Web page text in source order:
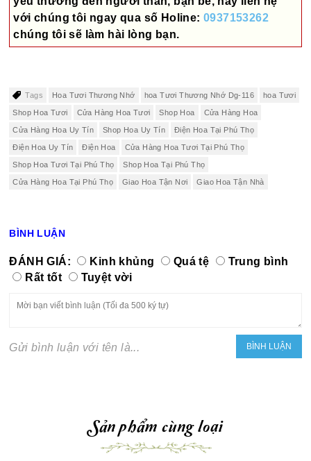
với chúng tôi ngay qua số Holine:0937153262
chúng tôi sẽ làm hài lòng bạn.
Tags Hoa Tươi Thương Nhớ hoa Tươi Thương Nhớ Dg-116 hoa Tươi
Shop Hoa Tươi Cửa Hàng Hoa Tươi Shop Hoa Cửa Hàng Hoa
Cửa Hàng Hoa Uy Tín Shop Hoa Uy Tín Điện Hoa Tại Phú Thọ
Điện Hoa Uy Tín Điện Hoa Cửa Hàng Hoa Tươi Tại Phú Thọ
Shop Hoa Tươi Tại Phú Thọ Shop Hoa Tại Phú Thọ
Cửa Hàng Hoa Tại Phú Thọ Giao Hoa Tận Nơi Giao Hoa Tận Nhà
BÌNH LUẬN
ĐÁNH GIÁ: Kinh khủng Quá tệ
Trung bình
Rất tốt
Tuyệt vời
Gửi bình luận với tên là...
Sản phẩm cùng loại